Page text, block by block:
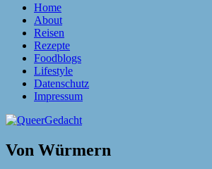
Home
About
Reisen
Rezepte
Foodblogs
Lifestyle
Datenschutz
Impressum
Von Würmern